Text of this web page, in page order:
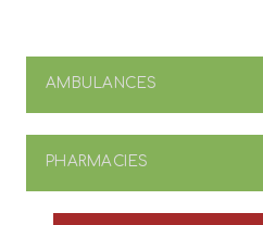
AMBULANCES
PHARMACIES